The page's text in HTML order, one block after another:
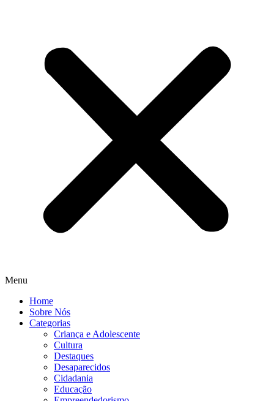
Menu
Home
Sobre Nós
Categorias
Criança e Adolescente
Cultura
Destaques
Desaparecidos
Cidadania
Educação